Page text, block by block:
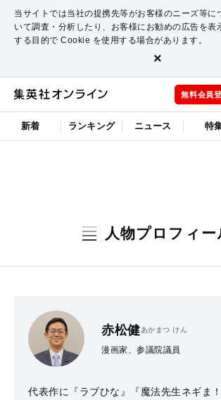
当サイトでは当社の提携先等がお客様のニーズ等に
いて調査・分析したり、お客様にお勧めの広告を表
する目的で Cookie を使用する場合があります。
×
無料会員
新着 ランキング ニュース 特
人物プロフィー
赤松健あかまつ けん
漫画家、参議院議員
代表作に『ラブひな』『魔法先生ネギま